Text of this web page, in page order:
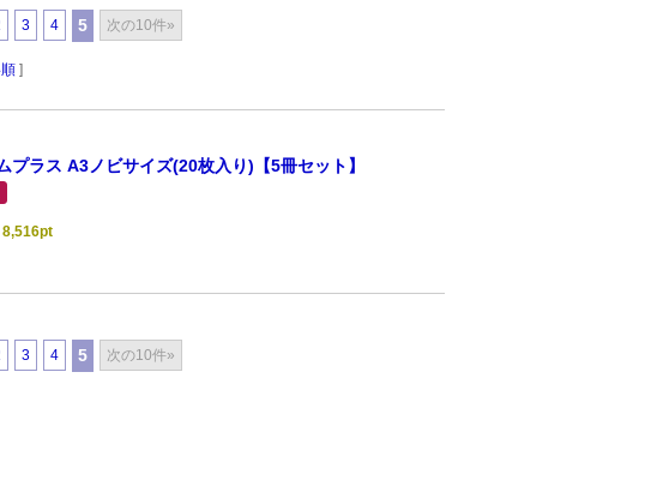
3 4 5 次の10件»
]
プラス A3ノビサイズ(20枚入り)【5冊セット】
8,516pt
3 4 5 次の10件»